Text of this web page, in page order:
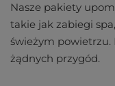
Nasze pakiety
takie jak zabiegi
świeżym powietrzu.
żądnych przygód.